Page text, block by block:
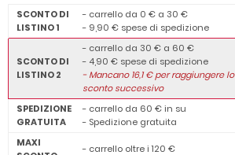
SCONTO DI
LISTINO 1
- carrello da 0 € a 30 €
- 9,90 € spese di spedizione
SCONTO DI
LISTINO 2
- carrello da 30 € a 60 €
- 4,90 € spese di spedizione
-Mancano16,1€ per raggiungere lo
sconto successivo
SPEDIZIONE
GRATUITA
- carrello da 60 € in su
- Spedizione gratuita
MAXI
- carrello oltre i 120 €